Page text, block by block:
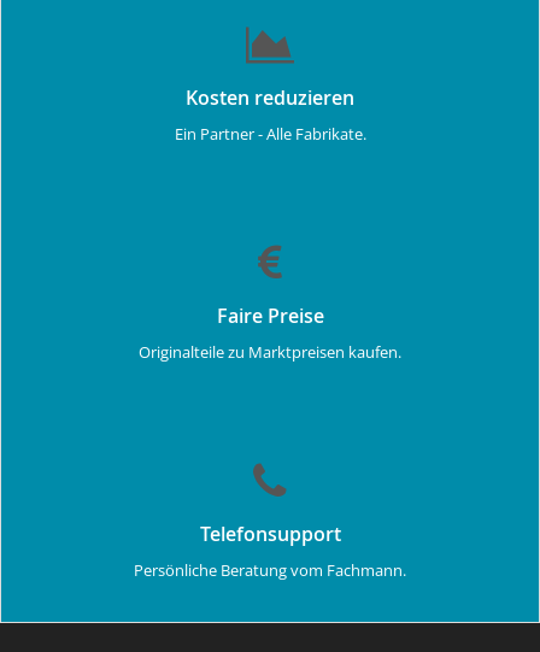
Kosten reduzieren
Ein Partner - Alle Fabrikate.
Faire Preise
Originalteile zu Marktpreisen kaufen.
Telefonsupport
Persönliche Beratung vom Fachmann.